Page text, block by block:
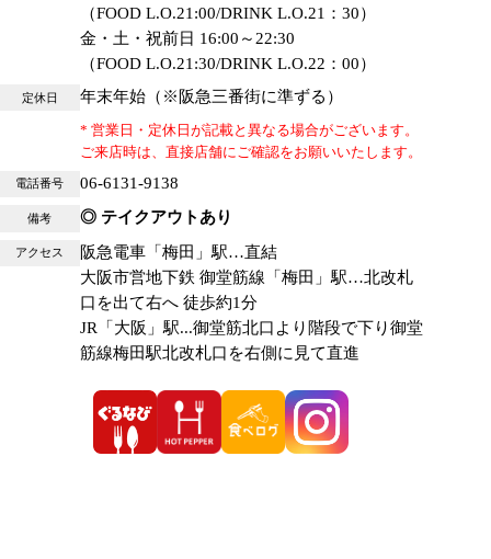
（FOOD L.O.21:00/DRINK L.O.21：30）
金・土・祝前日 16:00～22:30
（FOOD L.O.21:30/DRINK L.O.22：00）
定休日 年末年始（※阪急三番街に準ずる）
* 営業日・定休日が記載と異なる場合がございます。
ご来店時は、直接店舗にご確認をお願いいたします。
電話番号 06-6131-9138
備考 ◎ テイクアウトあり
アクセス
阪急電車「梅田」駅…直結
大阪市営地下鉄 御堂筋線「梅田」駅…北改札
口を出て右へ 徒歩約1分
JR「大阪」駅...御堂筋北口より階段で下り御堂
筋線梅田駅北改札口を右側に見て直進